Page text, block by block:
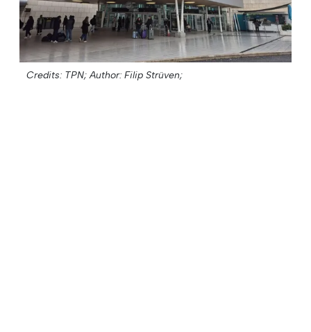
Credits: TPN; Author: Filip Strüven;